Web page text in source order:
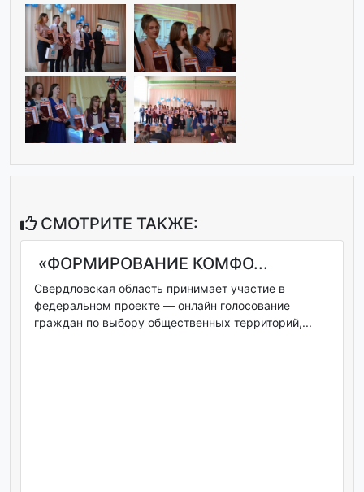
СМОТРИТЕ ТАКЖЕ:
«ФОРМИРОВАНИЕ КОМФО...
Свердловская область принимает участие в
федеральном проекте — онлайн голосование
граждан по выбору общественных территорий,...